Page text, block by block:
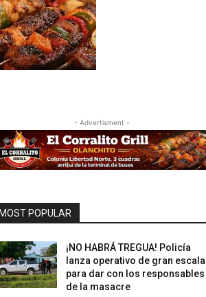
- Advertisment -
POPULAR
¡NO HABRÁ TREGUA! Policía
lanza operativo de gran escala
para dar con los responsables
de la masacre